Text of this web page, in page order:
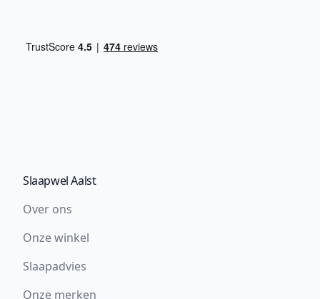
Slaapwel Aalst
Over ons
Onze winkel
Slaapadvies
Onze merken